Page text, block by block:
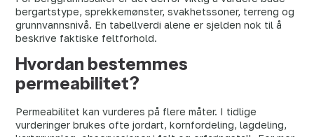
bergartstype, sprekkemønster, svakhetssoner, terreng og
grunnvannsnivå. En tabellverdi alene er sjelden nok til å
beskrive faktiske feltforhold.
Hvordan bestemmes
permeabilitet?
Permeabilitet kan vurderes på flere måter. I tidlige
vurderinger brukes ofte jordart, kornfordeling, lagdeling,